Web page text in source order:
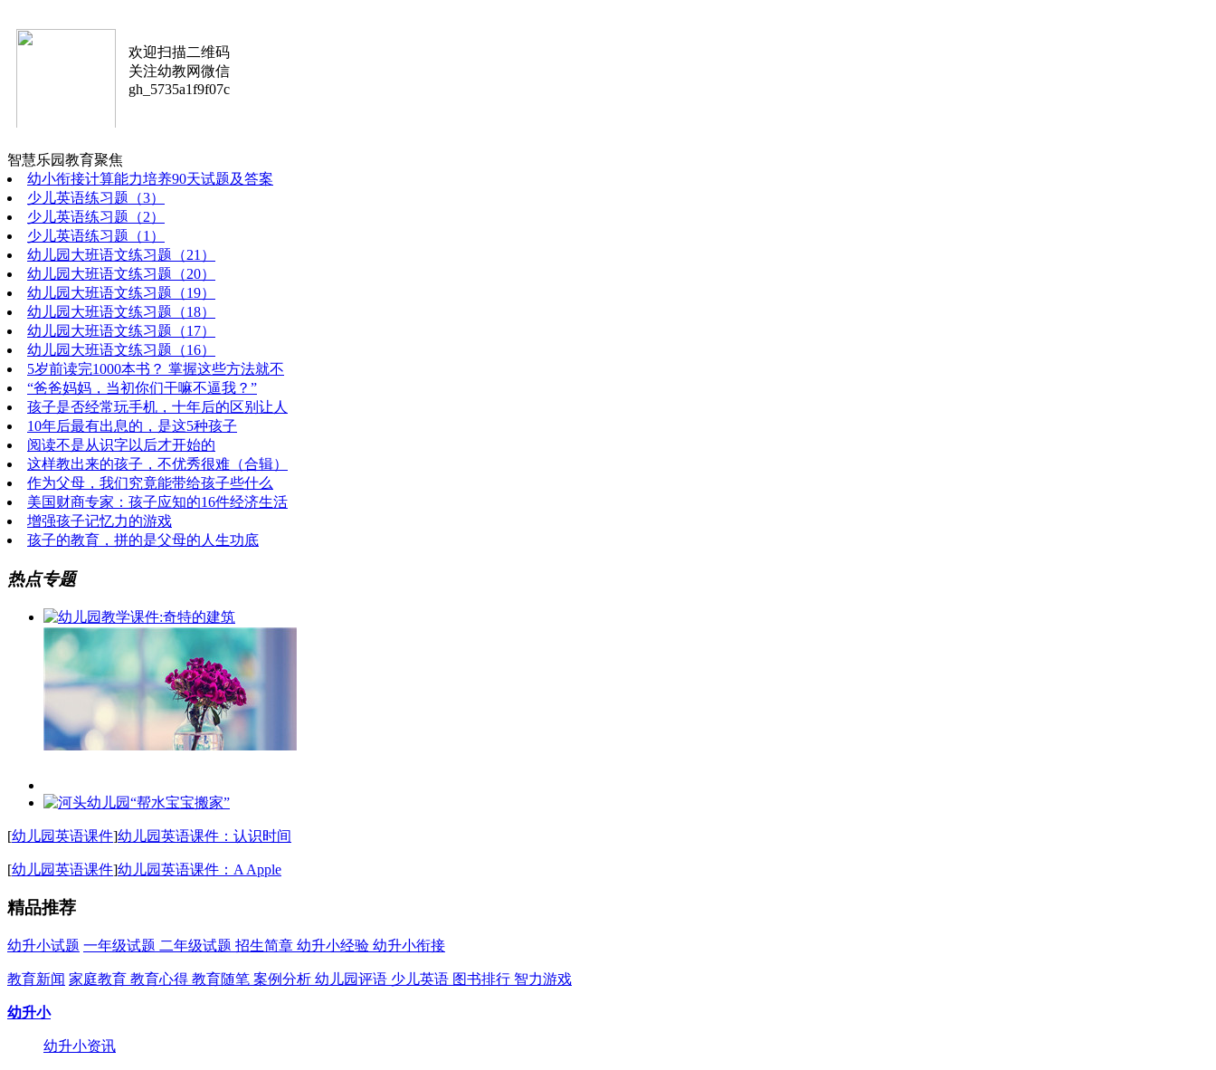
欢迎扫描二维码
关注幼教网微信
gh_5735a1f9f07c
智慧乐园教育聚焦
幼小衔接计算能力培养90天试题及答案
少儿英语练习题（3）
少儿英语练习题（2）
少儿英语练习题（1）
幼儿园大班语文练习题（21）
幼儿园大班语文练习题（20）
幼儿园大班语文练习题（19）
幼儿园大班语文练习题（18）
幼儿园大班语文练习题（17）
幼儿园大班语文练习题（16）
5岁前读完1000本书？ 掌握这些方法就不
“爸爸妈妈，当初你们干嘛不逼我？”
孩子是否经常玩手机，十年后的区别让人
10年后最有出息的，是这5种孩子
阅读不是从识字以后才开始的
这样教出来的孩子，不优秀很难（合辑）
作为父母，我们究竟能带给孩子些什么
美国财商专家：孩子应知的16件经济生活
增强孩子记忆力的游戏
孩子的教育，拼的是父母的人生功底
热点专题
[幼儿园英语课件]幼儿园英语课件：认识时间
[幼儿园英语课件]幼儿园英语课件：A Apple
精品推荐
幼升小试题 一年级试题 二年级试题 招生简章 幼升小经验 幼升小衔接
教育新闻 家庭教育 教育心得 教育随笔 案例分析 幼儿园评语 少儿英语 图书排行 智力游戏
幼升小
幼升小资讯